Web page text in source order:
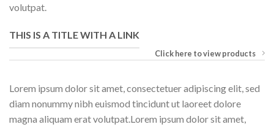
volutpat.
THIS IS A TITLE WITH A LINK
Click here to view products
Lorem ipsum dolor sit amet, consectetuer adipiscing elit, sed
diam nonummy nibh euismod tincidunt ut laoreet dolore
magna aliquam erat volutpat.Lorem ipsum dolor sit amet,